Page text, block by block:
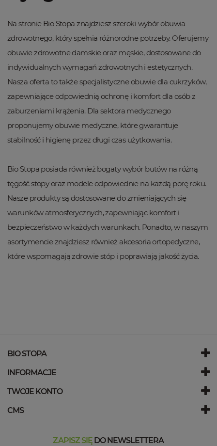
Na stronie Bio Stopa znajdziesz szeroki wybór obuwia
zdrowotnego, który spełnia różnorodne potrzeby. Oferujemy
obuwie zdrowotne damskieoraz męskie, dostosowane do
indywidualnych wymagań zdrowotnych i estetycznych.
Nasza oferta to także specjalistyczne obuwie dla cukrzyków,
zapewniające odpowiednią ochronę i komfort dla osób z
zaburzeniami krążenia. Dla sektora medycznego
proponujemy obuwie medyczne, które gwarantuje
stabilność i higienę przez długi czas użytkowania.
Bio Stopa posiada również bogaty wybór butów na różną
tęgość stopy oraz modele odpowiednie na każdą porę roku.
Nasze produkty są dostosowane do zmieniających się
warunków atmosferycznych, zapewniając komfort i
bezpieczeństwo w każdych warunkach. Ponadto, w naszym
asortymencie znajdziesz również akcesoria ortopedyczne,
które wspomagają zdrowie stóp i poprawiają jakość życia.
BIO STOPA
INFORMACJE
TWOJE KONTO
CMS
ZAPISZ SIĘDO NEWSLETTERA